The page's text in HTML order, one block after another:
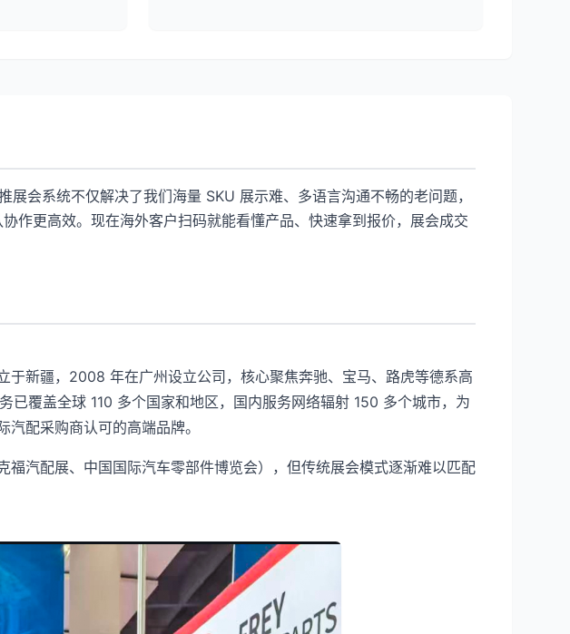
会系统不仅解决了我们海量 SKU 展示难、多语言沟通不畅的老问题，
作更高效。现在海外客户扫码就能看懂产品、快速拿到报价，展会成交
新疆，2008 年在广州设立公司，核心聚焦奔驰、宝马、路虎等德系高
覆盖全球 110 多个国家和地区，国内服务网络辐射 150 多个城市，为
配采购商认可的高端品牌。
汽配展、中国国际汽车零部件博览会），但传统展会模式逐渐难以匹配